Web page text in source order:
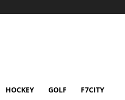
HOCKEY GOLF F7CITY